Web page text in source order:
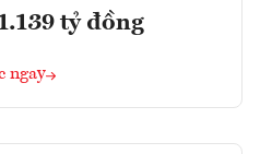
tỷ đồng
ngay